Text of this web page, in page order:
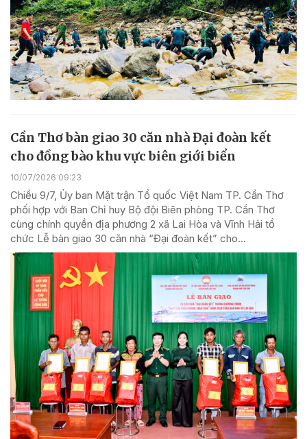
Cần Thơ bàn giao 30 căn nhà Đại đoàn kết
cho đồng bào khu vực biên giới biển
10/07/2026 09:23
Chiều 9/7, Ủy ban Mặt trận Tổ quốc Việt Nam TP. Cần Thơ
phối hợp với Ban Chỉ huy Bộ đội Biên phòng TP. Cần Thơ
cùng chính quyền địa phương 2 xã Lai Hòa và Vĩnh Hải tổ
chức Lễ bàn giao 30 căn nhà “Đại đoàn kết” cho...